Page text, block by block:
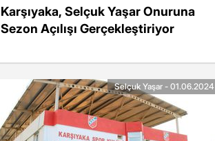
Karşıyaka, Selçuk Yaşar Onuruna
Sezon Açılışı Gerçekleştiriyor
Selçuk Yaşar - 01.06.2024